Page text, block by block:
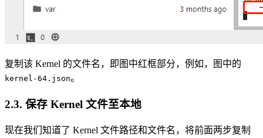
复制该 Kernel 的文件名，即图中红框部分，例如，图中的
kernel-64.json。
2.3. 保存 Kernel 文件至本地
现在我们知道了 Kernel 文件路径和文件名，将前面两步复制